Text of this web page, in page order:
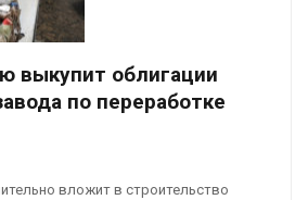
выкупит облигации
по переработке
вложит в строительство